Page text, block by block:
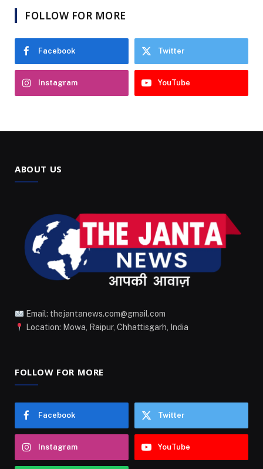
FOLLOW FOR MORE
Facebook Twitter
Instagram YouTube
ABOUT US
Email: thejantanews.com@gmail.com
Location: Mowa, Raipur, Chhattisgarh, India
FOLLOW FOR MORE
Facebook Twitter
Instagram YouTube